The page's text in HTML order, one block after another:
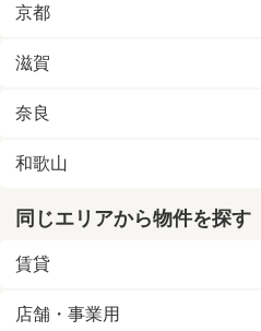
京都
滋賀
奈良
和歌山
同じエリアから物件を探す
賃貸
店舗・事業用